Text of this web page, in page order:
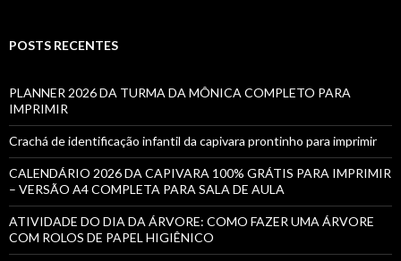
POSTS RECENTES
PLANNER 2026 DA TURMA DA MÔNICA COMPLETO PARA
IMPRIMIR
Crachá de identificação infantil da capivara prontinho para imprimir
CALENDÁRIO 2026 DA CAPIVARA 100% GRÁTIS PARA IMPRIMIR
– VERSÃO A4 COMPLETA PARA SALA DE AULA
ATIVIDADE DO DIA DA ÁRVORE: COMO FAZER UMA ÁRVORE
COM ROLOS DE PAPEL HIGIÊNICO